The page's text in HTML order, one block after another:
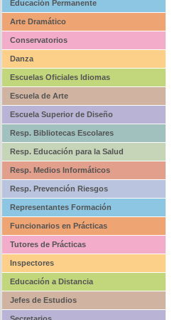
Educación Permanente
Arte Dramático
Conservatorios
Danza
Escuelas Oficiales Idiomas
Escuela de Arte
Escuela Superior de Diseño
Resp. Bibliotecas Escolares
Resp. Educación para la Salud
Resp. Medios Informáticos
Resp. Prevención Riesgos
Representantes Formación
Funcionarios en Prácticas
Tutores de Prácticas
Inspectores
Educación a Distancia
Jefes de Estudios